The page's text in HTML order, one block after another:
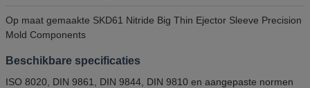
Op maat gemaakte SKD61 Nitride Big Thin Ejector Sleeve Precision
Mold Components
Beschikbare specificaties
ISO 8020, DIN 9861, DIN 9844, DIN 9810 en aangepaste normen